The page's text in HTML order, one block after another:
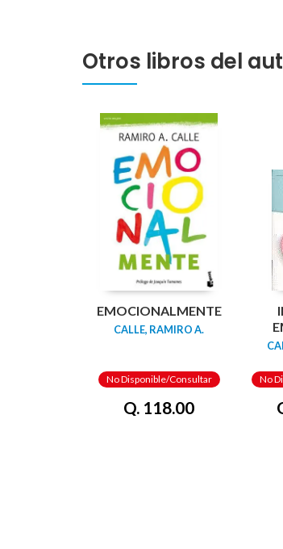
Otros libros del
EMOCIONALMENTE
CALLE, RAMIRO A.
No Disponible/Consultar
Q. 118.00
No